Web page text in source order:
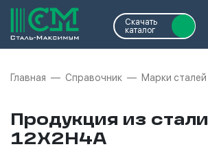
Скачать
каталог
Главная Справочник Марки сталей
Продукция из стали
12Х2Н4А